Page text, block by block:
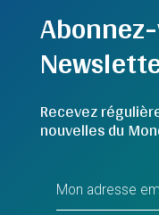
Recevez
nouvelles du